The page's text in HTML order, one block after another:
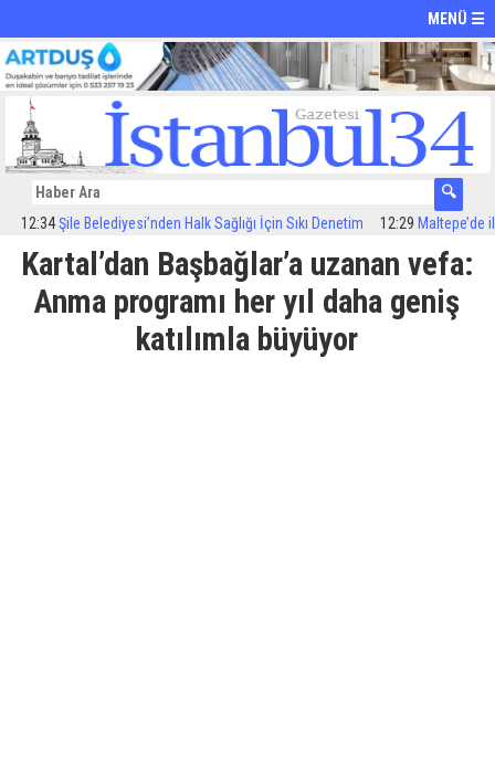
MENÜ ☰
Şile Belediyesi’nden Halk Sağlığı İçin Sıkı Denetim 12:29 Maltepe’de
Kartal’dan Başbağlar’a uzanan vefa:
Anma programı her yıl daha geniş
katılımla büyüyor